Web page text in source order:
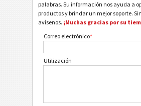
palabras. Su información nos ayuda a
productos y brindar un mejor soporte.
avísenos. ¡Muchas gracias por su
Correo electrónico*
Utilización